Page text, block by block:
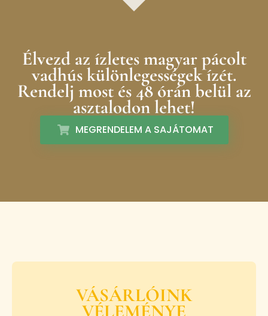
Élvezd az ízletes magyar pácolt
vadhús különlegességek ízét.
Rendelj most és 48 órán belül az
asztalodon lehet!
MEGRENDELEM A SAJÁTOMAT
VÁSÁRLÓINK
VÉLEMÉNYE